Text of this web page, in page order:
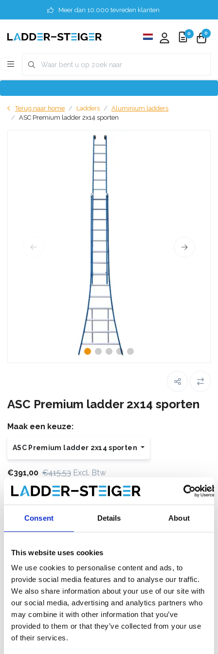
Consent Details About
This website uses cookies
We use cookies to personalise content and ads, to
provide social media features and to analyse our traffic.
We also share information about your use of our site with
our social media, advertising and analytics partners who
may combine it with other information that you’ve
provided to them or that they’ve collected from your use
of their services.
Meer dan 10.000 tevreden klanten
0 0
Terug naar home Ladders
Aluminium ladders
ASC Premium ladder 2x14 sporten
ASC Premium ladder 2x14 sporten
Maak een keuze:
ASC Premium ladder 2x14 sporten
€391,00 €415,53 Excl. Btw
€473,11 €502,79
Incl. BTW
Gratis verzending binnen 1-3 werkdagen of afhalen in
Toevoegen aan winkelwagen
Toevoegen aan offerte
Opslaan in favorieten